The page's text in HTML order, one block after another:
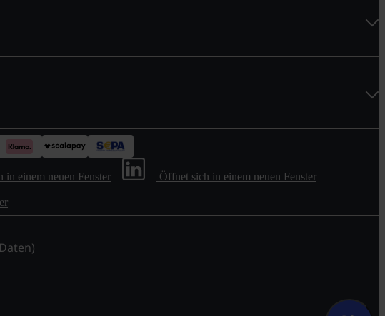
in einem neuen Fenster Öffnet sich in einem neuen Fenster